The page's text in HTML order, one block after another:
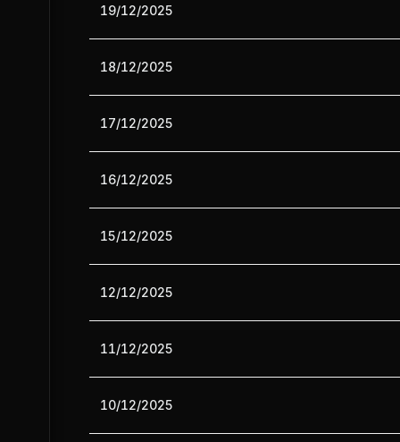
19/12/2025
18/12/2025
17/12/2025
16/12/2025
15/12/2025
12/12/2025
11/12/2025
10/12/2025